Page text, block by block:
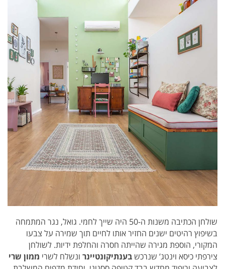
שולחן הכתיבה משנות ה-50 היה שייך לחמי. גואל, נגר המתמחה
בשיפוץ רהיטים ישנים החזיר אותו לחיים תוך שמירה על צבעו
המקורי, הוספת מגירה שהייתה חסרה והחלפת ידיות. לשולחן
צירפתי כיסא וינטג’ שנרכשבענתיקונטיינר ונשלח לשרי ממון שרי